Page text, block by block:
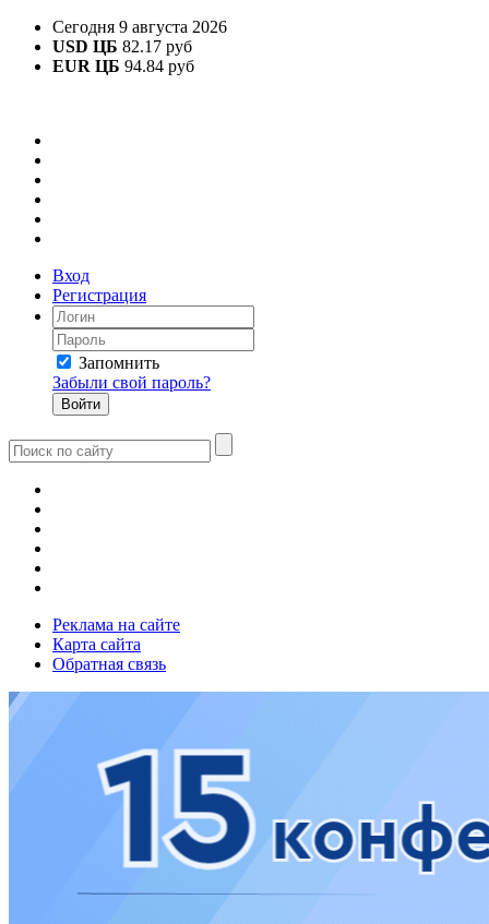
Сегодня 9 августа 2026
USD ЦБ 82.17 руб
EUR ЦБ 94.84 руб
Вход
Регистрация
Запомнить
Забыли свой пароль?
Реклама на сайте
Карта сайта
Обратная связь